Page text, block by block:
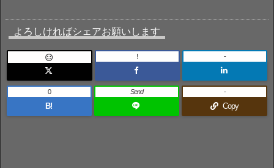
よろしければシェアお願いします
 ! -
B!
0 Send
Copy
-